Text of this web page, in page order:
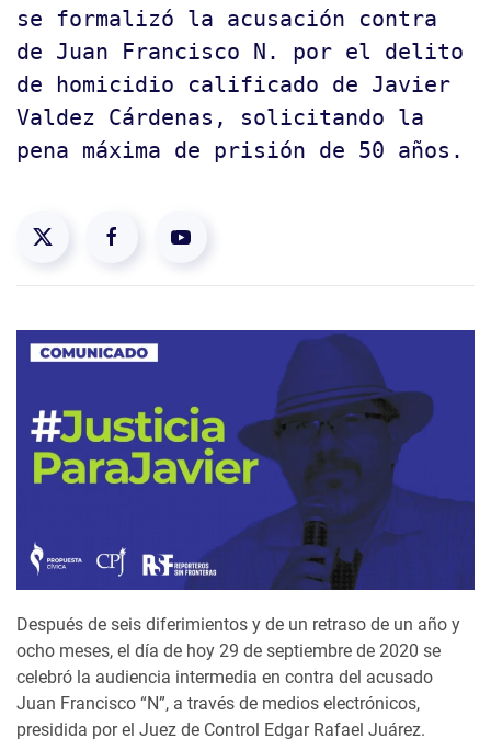
se formalizó la acusación contra
de Juan Francisco N. por el delito
de homicidio calificado de Javier
Valdez Cárdenas, solicitando la
pena máxima de prisión de 50 años.
Después de seis diferimientos y de un retraso de un año y
ocho meses, el día de hoy 29 de septiembre de 2020 se
celebró la audiencia intermedia en contra del acusado
Juan Francisco “N”, a través de medios electrónicos,
presidida por el Juez de Control Edgar Rafael Juárez.